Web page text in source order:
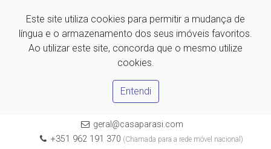
Este site utiliza cookies para permitir a mudança de
língua e o armazenamento dos seus imóveis favoritos.
Ao utilizar este site, concorda que o mesmo utilize
cookies.
Entendi
geral@casaparasi.com
+351 962 191 370 (Chamada para a rede móvel nacional)